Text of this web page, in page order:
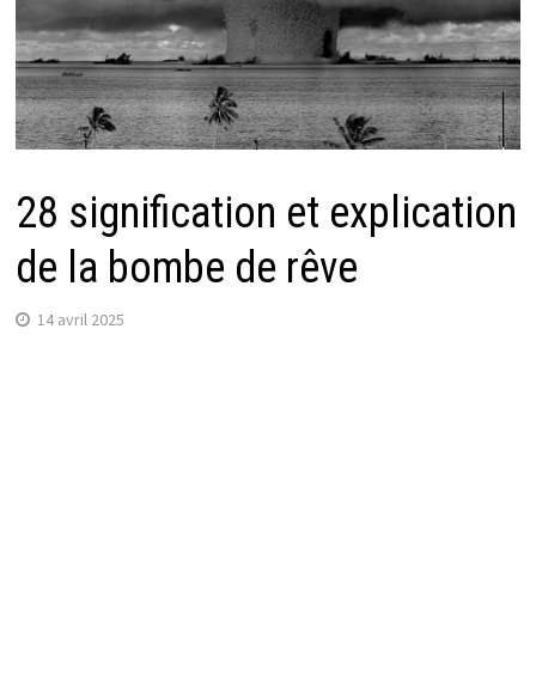
28 signification et explication
de la bombe de rêve
14 avril 2025